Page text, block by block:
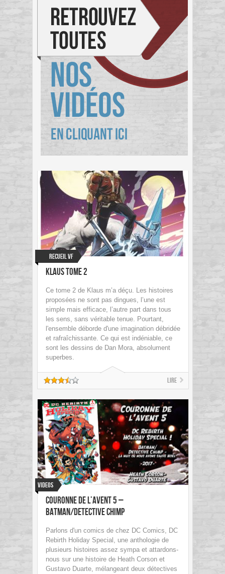
Recueil VF
Klaus Tome 2
Ce tome 2 de Klaus m’a déçu. Les histoires
proposées ne sont pas dingues, l’une est
simple mais efficace, l’autre part dans tous
les sens, sans véritable tenue. Pourtant,
l'ensemble déborde d'une imagination débridée
et rafraîchissante. Ce qui est indéniable, ce
sont les dessins de Dan Mora, absolument
superbes.
Lire
Videos
Couronne de l’avent 5 –
Batman/Detective Chimp
Parlons d'un comics de chez DC Comics, DC
Rebirth Holiday Special, une anthologie de
plusieurs histoires assez sympa et attardons-
nous sur une histoire de Heath Corson et
Gustavo Duarte, mélangeant deux détectives